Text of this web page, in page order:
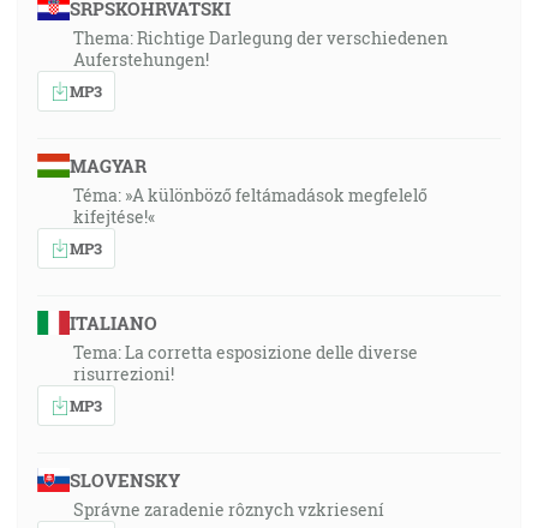
SRPSKOHRVATSKI
Thema: Richtige Darlegung der verschiedenen
Auferstehungen!
MP3
MAGYAR
Téma: »A különböző feltámadások megfelelő
kifejtése!«
MP3
ITALIANO
Tema: La corretta esposizione delle diverse
risurrezioni!
MP3
SLOVENSKY
Správne zaradenie rôznych vzkriesení